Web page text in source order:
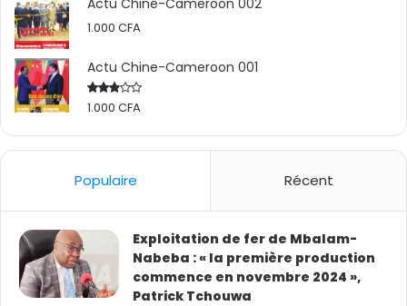
1.000 CFA
Actu Chine-Cameroon 001
Rated
1.000 CFA
Populaire Récent
Exploitation de fer de Mbalam-
Nabeba : « la première production
commence en novembre 2024 »,
Patrick Tchouwa